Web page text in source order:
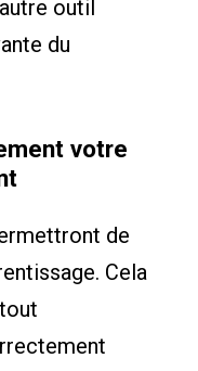
outil
du
votre
de
Cela